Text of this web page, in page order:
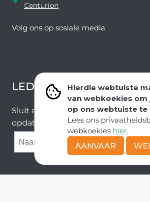
Hierdie webtuiste
van webkoekies om
op ons webtuiste te
Lees ons
webkoekies hier.
AANVAAR
Centurion
Volg ons ​​op sosiale media
LEDEVOORDELE
Sluit aan by ons e-poslys om die
opdaterings van ons span te